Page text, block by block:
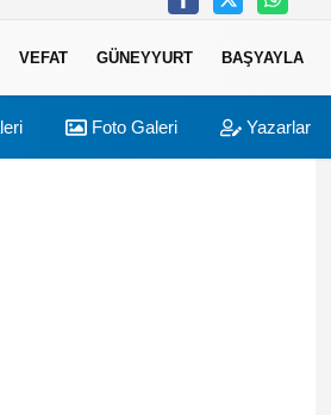
VEFAT GÜNEYYURT BAŞYAYLA
Foto Galeri Yazarlar